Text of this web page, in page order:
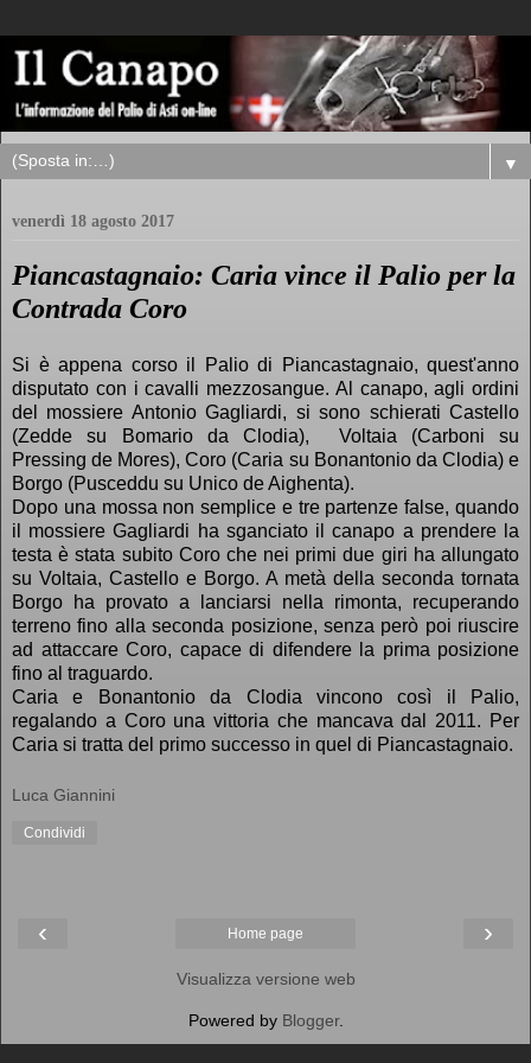
▼
venerdì 18 agosto 2017
Piancastagnaio: Caria vince il Palio per la
Contrada Coro
Si è appena corso il Palio di Piancastagnaio, quest'anno
disputato con i cavalli mezzosangue. Al canapo, agli ordini
del mossiere Antonio Gagliardi, si sono schierati Castello
(Zedde su Bomario da Clodia), Voltaia (Carboni su
Pressing de Mores), Coro (Caria su Bonantonio da Clodia) e
Borgo (Pusceddu su Unico de Aighenta).
Dopo una mossa non semplice e tre partenze false, quando
il mossiere Gagliardi ha sganciato il canapo a prendere la
testa è stata subito Coro che nei primi due giri ha allungato
su Voltaia, Castello e Borgo. A metà della seconda tornata
Borgo ha provato a lanciarsi nella rimonta, recuperando
terreno fino alla seconda posizione, senza però poi riuscire
ad attaccare Coro, capace di difendere la prima posizione
fino al traguardo.
Caria e Bonantonio da Clodia vincono così il Palio,
regalando a Coro una vittoria che mancava dal 2011. Per
Caria si tratta del primo successo in quel di Piancastagnaio.
Luca Giannini
Condividi
‹ ›
Home page
Visualizza versione web
Powered by Blogger.